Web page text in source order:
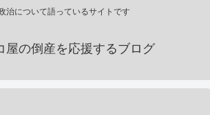
治について語っているサイトです
屋の倒産を応援するブログ